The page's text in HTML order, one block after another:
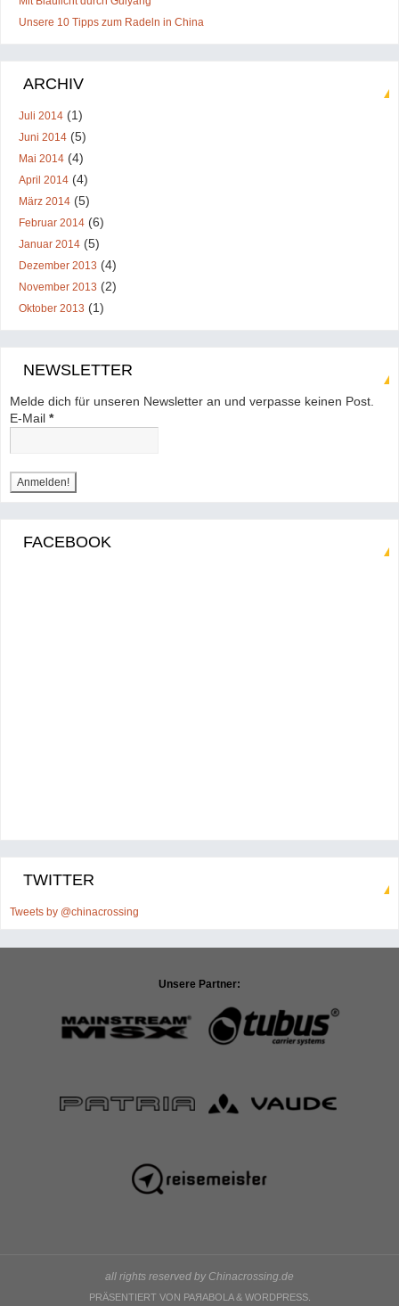
Unsere 10 Tipps zum Radeln in China
ARCHIV
Juli 2014 (1)
Juni 2014 (5)
Mai 2014 (4)
April 2014 (4)
März 2014 (5)
Februar 2014 (6)
Januar 2014 (5)
Dezember 2013 (4)
November 2013 (2)
Oktober 2013 (1)
NEWSLETTER
Melde dich für unseren Newsletter an und verpasse keinen Post.
E-Mail *
FACEBOOK
TWITTER
Tweets by @chinacrossing
Unsere Partner:
all rights reserved by Chinacrossing.de
PRÄSENTIERT VON PAЯABOLA& WORDPRESS.